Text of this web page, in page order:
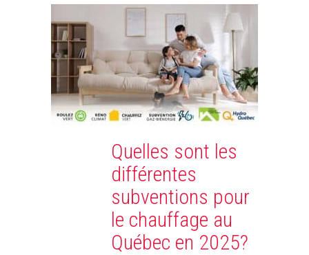
Quelles sont les
différentes
subventions pour
le chauffage au
Québec en 2025?